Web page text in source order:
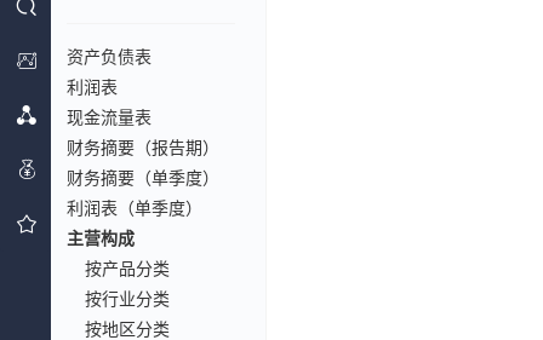
资产负债表
利润表
现金流量表
财务摘要（报告期）
财务摘要（单季度）
利润表（单季度）
主营构成
按产品分类
按行业分类
按地区分类